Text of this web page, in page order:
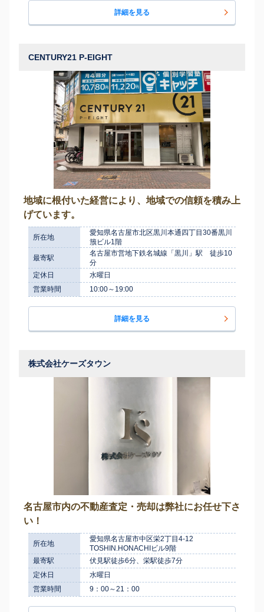
詳細を見る
CENTURY21 P-EIGHT
地域に根付いた経営により、地域での信頼を積み上
げています。
所在地
愛知県名古屋市北区黒川本通四丁目30番黒川
籏ビル1階
最寄駅
名古屋市営地下鉄名城線「黒川」駅 徒歩10
分
定休日
水曜日
営業時間
10:00～19:00
詳細を見る
株式会社ケーズタウン
名古屋市内の不動産査定・売却は弊社にお任せ下さ
い！
所在地
愛知県名古屋市中区栄2丁目4-12
TOSHIN.HONACHIビル9階
最寄駅
伏見駅徒歩6分、栄駅徒歩7分
定休日
水曜日
営業時間
9：00～21：00